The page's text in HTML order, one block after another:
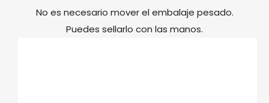
No es necesario mover el embalaje pesado.
Puedes sellarlo con las manos.